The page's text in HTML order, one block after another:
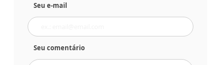
Seu e-mail
Seu comentário